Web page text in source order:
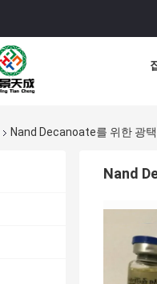
Nand Decanoate를 위한 광
Nand